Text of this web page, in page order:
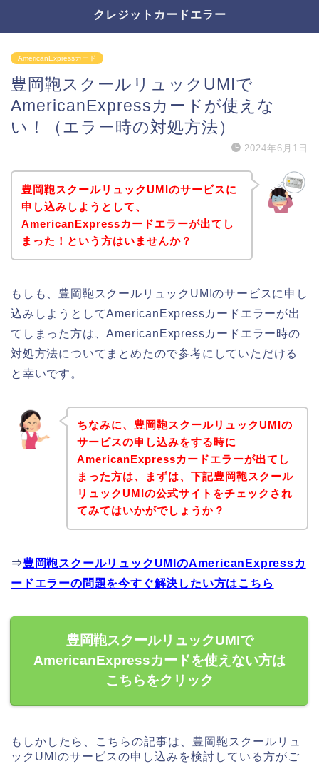
クレジットカードエラー
AmericanExpressカード
豊岡鞄スクールリュックUMIで
AmericanExpressカードが使えな
い！（エラー時の対処方法）
2024年6月1日
豊岡鞄スクールリュックUMIのサービスに
申し込みしようとして、
AmericanExpressカードエラーが出てし
まった！という方はいませんか？
もしも、豊岡鞄スクールリュックUMIのサービスに申し
込みしようとしてAmericanExpressカードエラーが出
てしまった方は、AmericanExpressカードエラー時の
対処方法についてまとめたので参考にしていただける
と幸いです。
ちなみに、豊岡鞄スクールリュックUMIの
サービスの申し込みをする時に
AmericanExpressカードエラーが出てし
まった方は、まずは、下記豊岡鞄スクール
リュックUMIの公式サイトをチェックされ
てみてはいかがでしょうか？
⇒豊岡鞄スクールリュックUMIのAmericanExpressカ
ードエラーの問題を今すぐ解決したい方はこちら
豊岡鞄スクールリュックUMIで
AmericanExpressカードを使えない方は
こちらをクリック
もしかしたら、こちらの記事は、豊岡鞄スクールリュ
ックUMIのサービスの申し込みを検討している方がご